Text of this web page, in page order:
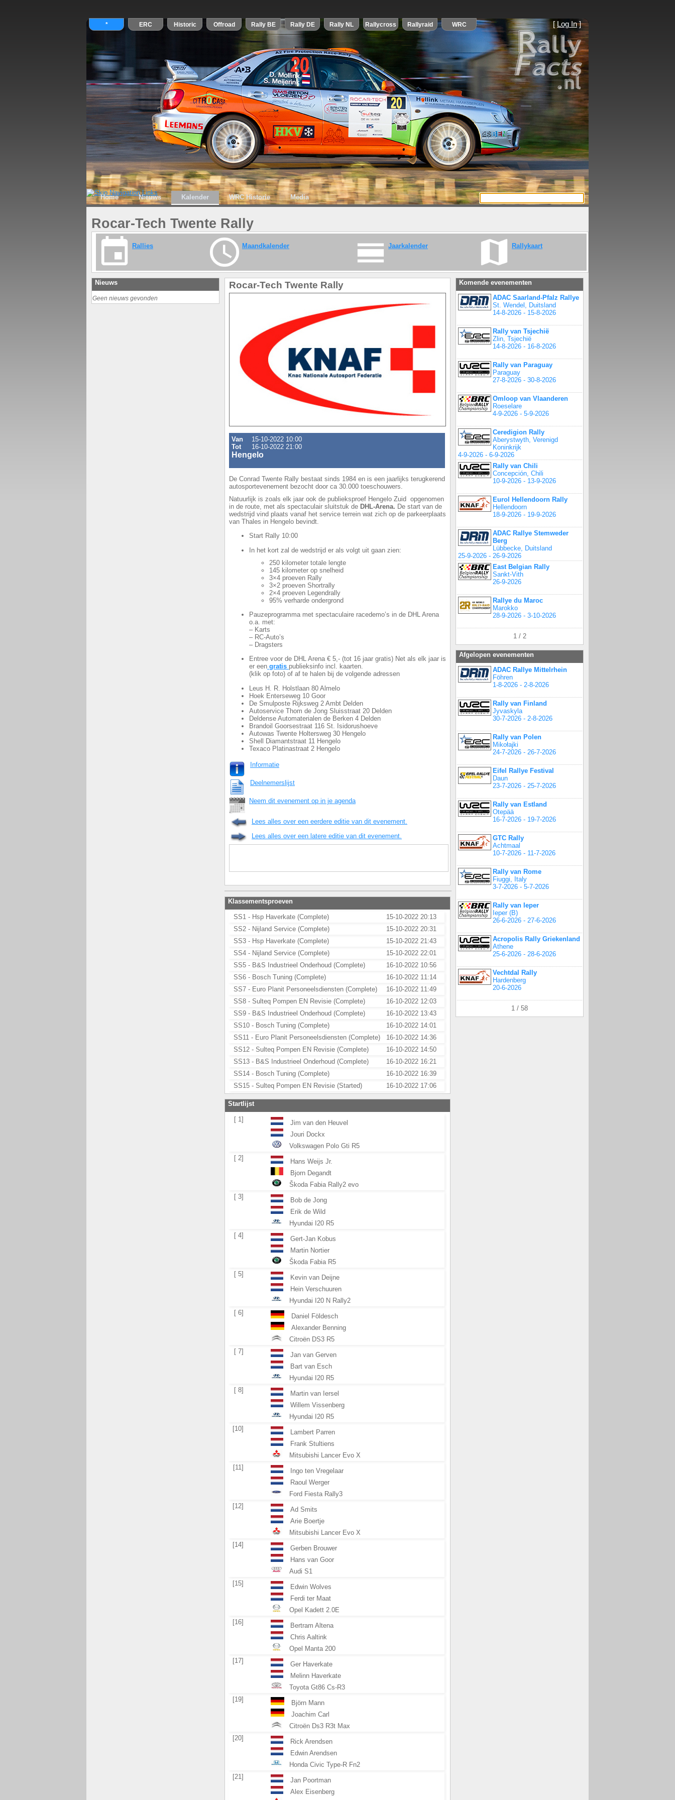
[ Log In]
Home Nieuws Kalender WRC Historie Media
Rocar-Tech Twente Rally
Rallies Maandkalender Jaarkalender Rallykaart
Nieuws
Geen nieuws gevonden
Rocar-Tech Twente Rally
Van
15-10-2022 10:00
Tot
16-10-2022 21:00
Hengelo
De Conrad Twente Rally bestaat sinds 1984 en is een jaarlijks terugkerend
autosportevenement bezocht door ca 30.000 toeschouwers.
Natuurlijk is zoals elk jaar ook de publieksproef Hengelo Zuid opgenomen
in de route, met als spectaculair sluitstuk de DHL-Arena. De start van de
wedstrijd vind plaats vanaf het service terrein wat zich op de parkeerplaats
van Thales in Hengelo bevindt.
Start Rally 10:00
In het kort zal de wedstrijd er als volgt uit gaan zien:
250 kilometer totale lengte
145 kilometer op snelheid
3×4 proeven Rally
3×2 proeven Shortrally
2×4 proeven Legendrally
95% verharde ondergrond
Pauzeprogramma met spectaculaire racedemo’s in de DHL Arena
o.a. met:
– Karts
– RC-Auto’s
– Dragsters
Entree voor de DHL Arena € 5,- (tot 16 jaar gratis) Net als elk jaar is
er een gratis publieksinfo incl. kaarten.
(klik op foto) of af te halen bij de volgende adressen
Leus H. R. Holstlaan 80 Almelo
Hoek Enterseweg 10 Goor
De Smulposte Rijksweg 2 Ambt Delden
Autoservice Thom de Jong Sluisstraat 20 Delden
Deldense Automaterialen de Berken 4 Delden
Brandoil Goorsestraat 116 St. Isidorushoeve
Autowas Twente Holtersweg 30 Hengelo
Shell Diamantstraat 11 Hengelo
Texaco Platinastraat 2 Hengelo
Informatie
Deelnemerslijst
Neem dit evenement op in je agenda
Lees alles over een eerdere editie van dit evenement.
Lees alles over een latere editie van dit evenement.
Klassementsproeven
SS1 - Hsp Haverkate (Complete)
15-10-2022 20:13
SS2 - Nijland Service (Complete)
15-10-2022 20:31
SS3 - Hsp Haverkate (Complete)
15-10-2022 21:43
SS4 - Nijland Service (Complete)
15-10-2022 22:01
SS5 - B&S Industrieel Onderhoud (Complete)
16-10-2022 10:56
SS6 - Bosch Tuning (Complete)
16-10-2022 11:14
SS7 - Euro Planit Personeelsdiensten (Complete)
16-10-2022 11:49
SS8 - Sulteq Pompen EN Revisie (Complete)
16-10-2022 12:03
SS9 - B&S Industrieel Onderhoud (Complete)
16-10-2022 13:43
SS10 - Bosch Tuning (Complete)
16-10-2022 14:01
SS11 - Euro Planit Personeelsdiensten (Complete)
16-10-2022 14:36
SS12 - Sulteq Pompen EN Revisie (Complete)
16-10-2022 14:50
SS13 - B&S Industrieel Onderhoud (Complete)
16-10-2022 16:21
SS14 - Bosch Tuning (Complete)
16-10-2022 16:39
SS15 - Sulteq Pompen EN Revisie (Started)
16-10-2022 17:06
Startlijst
[ 1]
Jim van den Heuvel
Jouri Dockx
Volkswagen Polo Gti R5
[ 2]
Hans Weijs Jr.
Bjorn Degandt
Škoda Fabia Rally2 evo
[ 3]
Bob de Jong
Erik de Wild
Hyundai I20 R5
[ 4]
Gert-Jan Kobus
Martin Nortier
Škoda Fabia R5
[ 5]
Kevin van Deijne
Hein Verschuuren
Hyundai I20 N Rally2
[ 6]
Daniel Földesch
Alexander Benning
Citroën DS3 R5
[ 7]
Jan van Gerven
Bart van Esch
Hyundai I20 R5
[ 8]
Martin van Iersel
Willem Vissenberg
Hyundai I20 R5
[10]
Lambert Parren
Frank Stultiens
Mitsubishi Lancer Evo X
[11]
Ingo ten Vregelaar
Raoul Werger
Ford Fiesta Rally3
[12]
Ad Smits
Arie Boertje
Mitsubishi Lancer Evo X
[14]
Gerben Brouwer
Hans van Goor
Audi S1
[15]
Edwin Wolves
Ferdi ter Maat
Opel Kadett 2.0E
[16]
Bertram Altena
Chris Aaltink
Opel Manta 200
[17]
Ger Haverkate
Melinn Haverkate
Toyota Gt86 Cs-R3
[19]
Björn Mann
Joachim Carl
Citroën Ds3 R3t Max
[20]
Rick Arendsen
Edwin Arendsen
Honda Civic Type-R Fn2
[21]
Jan Poortman
Alex Eisenberg
Komende evenementen
ADAC Saarland-Pfalz Rallye
St. Wendel, Duitsland
14-8-2026 - 15-8-2026
Rally van Tsjechië
Zlin, Tsjechië
14-8-2026 - 16-8-2026
Rally van Paraguay
Paraguay
27-8-2026 - 30-8-2026
Omloop van Vlaanderen
Roeselare
4-9-2026 - 5-9-2026
Ceredigion Rally
Aberystwyth, Verenigd
Koninkrijk
4-9-2026 - 6-9-2026
Rally van Chili
Concepción, Chili
10-9-2026 - 13-9-2026
Eurol Hellendoorn Rally
Hellendoorn
18-9-2026 - 19-9-2026
ADAC Rallye Stemweder
Berg
Lübbecke, Duitsland
25-9-2026 - 26-9-2026
East Belgian Rally
Sankt-Vith
26-9-2026
Rallye du Maroc
Marokko
28-9-2026 - 3-10-2026
1 / 2
Afgelopen evenementen
ADAC Rallye Mittelrhein
Föhren
1-8-2026 - 2-8-2026
Rally van Finland
Jyvaskyla
30-7-2026 - 2-8-2026
Rally van Polen
Mikołajki
24-7-2026 - 26-7-2026
Eifel Rallye Festival
Daun
23-7-2026 - 25-7-2026
Rally van Estland
Otepää
16-7-2026 - 19-7-2026
GTC Rally
Achtmaal
10-7-2026 - 11-7-2026
Rally van Rome
Fiuggi, Italy
3-7-2026 - 5-7-2026
Rally van Ieper
Ieper (B)
26-6-2026 - 27-6-2026
Acropolis Rally Griekenland
Athene
25-6-2026 - 28-6-2026
Vechtdal Rally
Hardenberg
20-6-2026
1 / 58